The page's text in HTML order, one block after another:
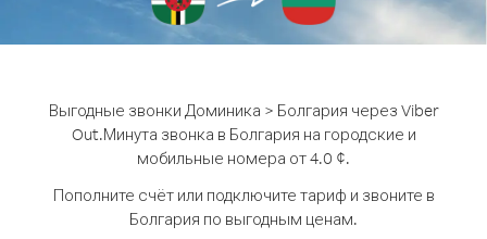
Выгодные звонки Доминика > Болгария через Viber
Out.Минута звонка в Болгария на городские и
мобильные номера от 4.0 ¢.
Пополните счёт или подключите тариф и звоните в
Болгария по выгодным ценам.